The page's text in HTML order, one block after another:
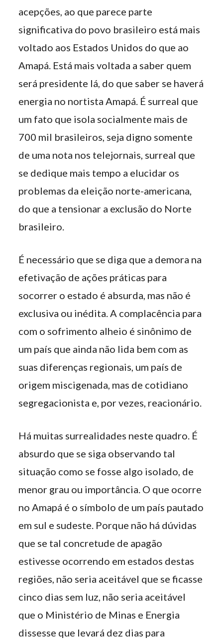
acepções, ao que parece parte
significativa do povo brasileiro está mais
voltado aos Estados Unidos do que ao
Amapá. Está mais voltada a saber quem
será presidente lá, do que saber se haverá
energia no nortista Amapá. É surreal que
um fato que isola socialmente mais de
700 mil brasileiros, seja digno somente
de uma nota nos telejornais, surreal que
se dedique mais tempo a elucidar os
problemas da eleição norte-americana,
do que a tensionar a exclusão do Norte
brasileiro.
É necessário que se diga que a demora na
efetivação de ações práticas para
socorrer o estado é absurda, mas não é
exclusiva ou inédita. A complacência para
com o sofrimento alheio é sinônimo de
um país que ainda não lida bem com as
suas diferenças regionais, um país de
origem miscigenada, mas de cotidiano
segregacionista e, por vezes, reacionário.
Há muitas surrealidades neste quadro. É
absurdo que se siga observando tal
situação como se fosse algo isolado, de
menor grau ou importância. O que ocorre
no Amapá é o símbolo de um país pautado
em sul e sudeste. Porque não há dúvidas
que se tal concretude de apagão
estivesse ocorrendo em estados destas
regiões, não seria aceitável que se ficasse
cinco dias sem luz, não seria aceitável
que o Ministério de Minas e Energia
dissesse que levará dez dias para